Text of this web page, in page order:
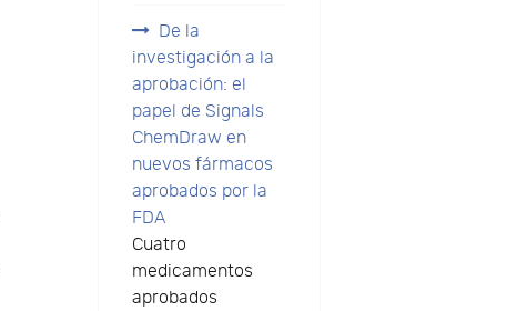
De la
investigación a la
aprobación: el
papel de Signals
ChemDraw en
nuevos fármacos
aprobados por la
FDA
Cuatro
medicamentos
aprobados